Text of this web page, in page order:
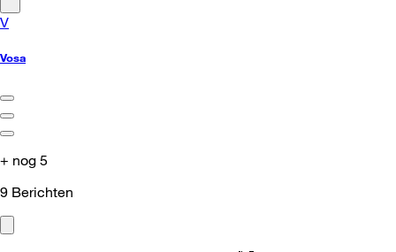
V
Vosa
+ nog 5
9 Berichten